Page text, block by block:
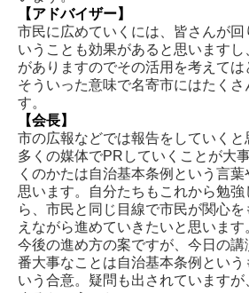
【アドバイザー】
市民に広めていくには、皆さんが回
いうことも効果があると思います
がありますのでその活用を考えては
そういった意味で名寄市にはたくさ
す。
【会長】
市の広報などでは報告をしていくと
多くの媒体でPRしていくことが大
くのかたは自治基本条例という言
思います。自分たちもこれから勉
ら、市民と同じ目線で市民が関心
えながら進めていきたいと思います
今後の進め方の案ですが、今日の
番大事なことは自治基本条例という
いう合意。疑問も出されています